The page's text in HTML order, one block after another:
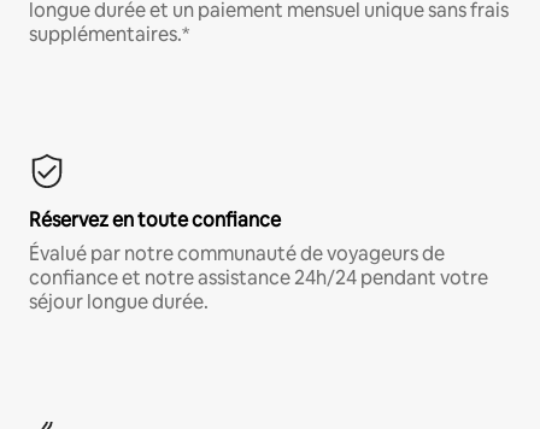
longue durée et un paiement mensuel unique sans frais
supplémentaires.*
Réservez en toute confiance
Évalué par notre communauté de voyageurs de
confiance et notre assistance 24h/24 pendant votre
séjour longue durée.